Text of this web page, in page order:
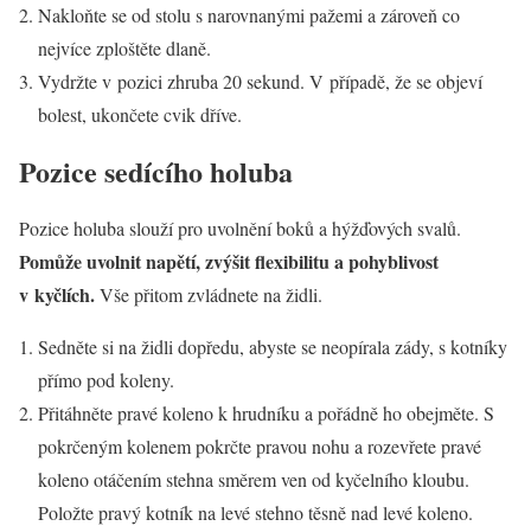
Nakloňte se od stolu s narovnanými pažemi a zároveň co
nejvíce zploštěte dlaně.
Vydržte v pozici zhruba 20 sekund. V případě, že se objeví
bolest, ukončete cvik dříve.
Pozice sedícího holuba
Pozice holuba slouží pro uvolnění boků a hýžďových svalů.
Pomůže uvolnit napětí, zvýšit flexibilitu a pohyblivost
v kyčlích.Vše přitom zvládnete na židli.
Sedněte si na židli dopředu, abyste se neopírala zády, s kotníky
přímo pod koleny.
Přitáhněte pravé koleno k hrudníku a pořádně ho obejměte. S
pokrčeným kolenem pokrčte pravou nohu a rozevřete pravé
koleno otáčením stehna směrem ven od kyčelního kloubu.
Položte pravý kotník na levé stehno těsně nad levé koleno.